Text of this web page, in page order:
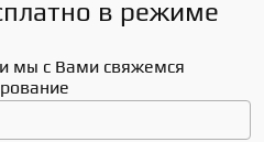
в режиме
мы с Вами свяжемся